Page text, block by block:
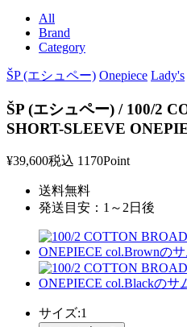
All
Brand
Category
ŠP (エシュペー) Onepiece Lady's
ŠP (エシュペー) / 100/2
SHORT-SLEEVE
¥39,600税込 1170Point
送料無料
発送目安：1～2日後
サイズ:1